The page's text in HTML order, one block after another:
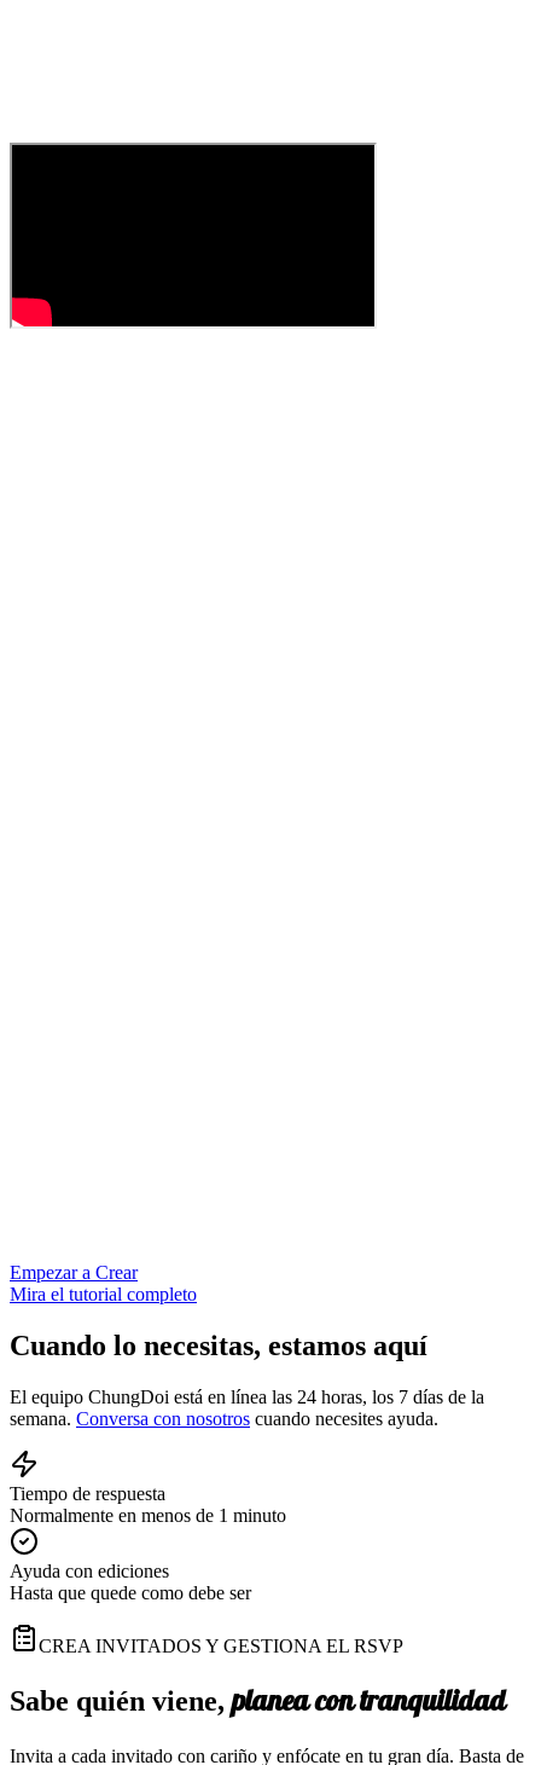
Empezar a Crear
Mira el tutorial completo
Cuando lo necesitas, estamos aquí
El equipo ChungDoi está en línea las 24 horas, los 7 días de la
semana. Conversa con nosotros cuando necesites ayuda.
Tiempo de respuesta
Normalmente en menos de 1 minuto
Ayuda con ediciones
Hasta que quede como debe ser
CREA INVITADOS Y GESTIONA EL RSVP
Sabe quién viene, planea con tranquilidad
Invita a cada invitado con cariño y enfócate en tu gran día. Basta de